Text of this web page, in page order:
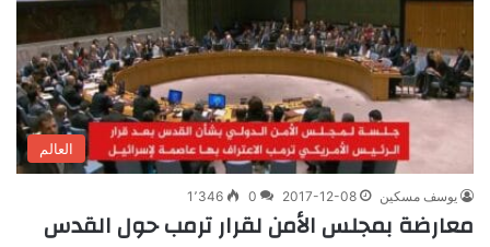
العالم
يوسف مسكين 2017-12-08
0 1٬346
معارضة بمجلس الأمن لقرار ترمب حول القدس